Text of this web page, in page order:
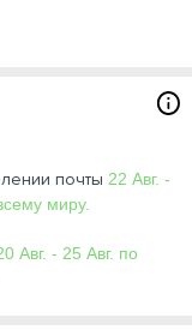
почты 22 Авг. -
миру.
Авг. - 25 Авг. по